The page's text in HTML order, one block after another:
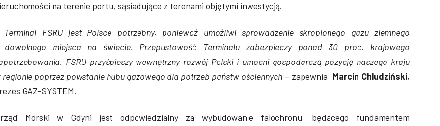
na terenie portu, sąsiadujące z terenami objętymi inwestycją.
FSRU jest Polsce potrzebny, ponieważ umożliwi sprowadzenie skroplonego gazu ziemnego
dowolnego miejsca na świecie. Przepustowość Terminalu zabezpieczy ponad 30 proc. krajowego
FSRU przyśpieszy wewnętrzny rozwój Polski i umocni gospodarczą pozycję naszego kraju
regionie poprzez powstanie hubu gazowego dla potrzeb państw ościennych – zapewnia Marcin Chludziński,
GAZ-SYSTEM.
Morski w Gdyni jest odpowiedzialny za wybudowanie falochronu, będącego fundamentem